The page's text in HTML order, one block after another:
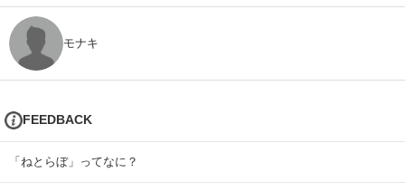
モナキ
FEEDBACK
「ねとらぼ」ってなに？